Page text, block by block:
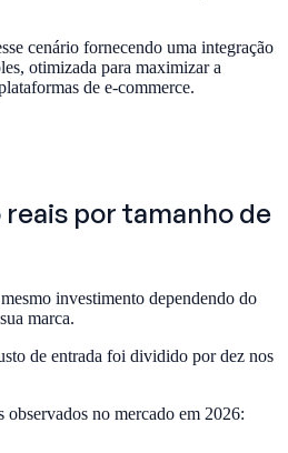
cenário fornecendo uma integração
otimizada para maximizar a
de e-commerce.
por tamanho de
investimento dependendo do
marca.
de entrada foi dividido por dez nos
observados no mercado em 2026: